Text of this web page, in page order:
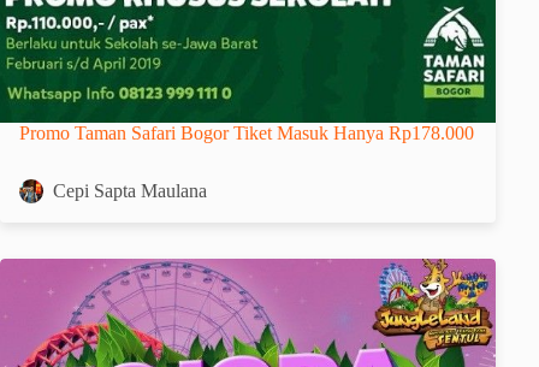
Promo Taman Safari Bogor Tiket Masuk Hanya Rp178.000
Cepi Sapta Maulana